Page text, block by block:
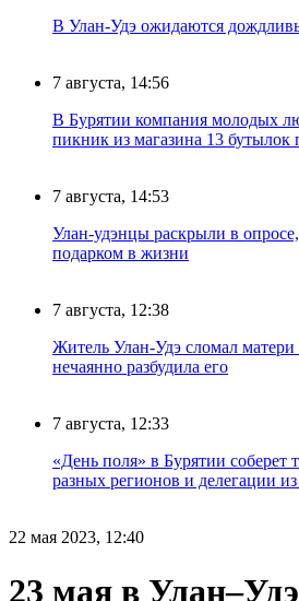
В Улан-Удэ ожидаются
7 августа, 14:56
В Бурятии компания молодых
пикник из магазина 13
7 августа, 14:53
Улан-удэнцы раскрыли в
подарком в жизни
7 августа, 12:38
Житель Улан-Удэ сломал матери
нечаянно разбудила его
7 августа, 12:33
«День поля» в Бурятии соберет
разных регионов и делегации
22 мая 2023, 12:40
23 мая в Улан–Удэ